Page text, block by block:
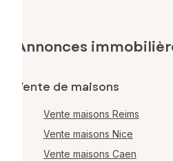
Annonces
Vente de maisons
Vente maisons Reims
Vente maisons Nice
Vente maisons Caen